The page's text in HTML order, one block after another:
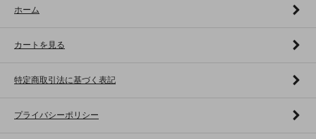
ホーム
カートを見る
特定商取引法に基づく表記
プライバシーポリシー